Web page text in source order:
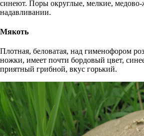
синеют. Поры округлые, мелкие,
надавливании.
Мякоть
Плотная, беловатая, над гименофором
ножки, имеет почти бордовый цвет,
приятный грибной, вкус горький.